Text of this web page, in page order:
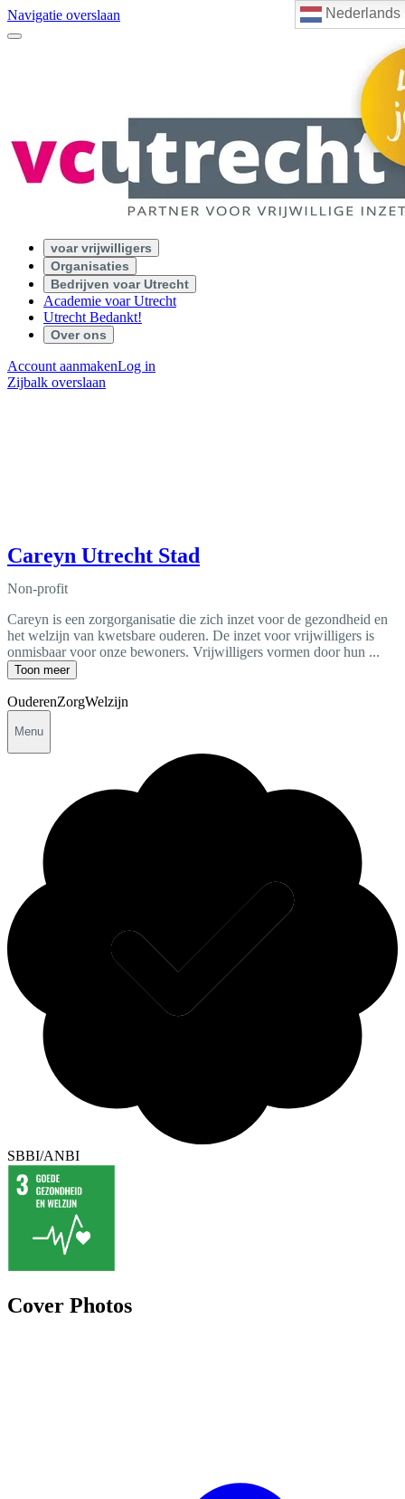
Nederlands
Navigatie overslaan
voar vrijwilligers
Organisaties
Bedrijven voar Utrecht
Academie voar Utrecht
Utrecht Bedankt!
Over ons
Account aanmakenLog in
Zijbalk overslaan
Careyn Utrecht Stad
Non-profit
Careyn is een zorgorganisatie die zich inzet voor de gezondheid en
het welzijn van kwetsbare ouderen. De inzet voor vrijwilligers is
onmisbaar voor onze bewoners. Vrijwilligers vormen door hun ...
Toon meer
OuderenZorgWelzijn
Menu
SBBI/ANBI
Cover Photos